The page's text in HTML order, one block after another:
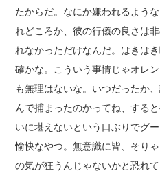
たからだ。なにか嫌われるよう
れどころか、彼の行儀の良さは
れなかっただけなんだ。はきは
確かな。こういう事情じゃオレ
も無理はないな。いつだったか
んで捕まったのかってね、する
いに堪えないという口ぶりでグ
愉快なやつ。無意識に皆、そり
の気が狂うんじゃないかと恐れ